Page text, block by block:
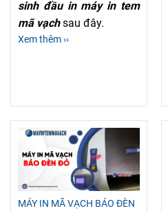
sinh đầu in máy in tem
mã vạchsau đây.
Xem thêm ››
MÁY IN MÃ VẠCH BÁO ĐÈN